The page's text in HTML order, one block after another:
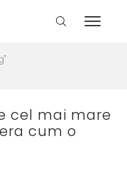
cel mai mare
cum o